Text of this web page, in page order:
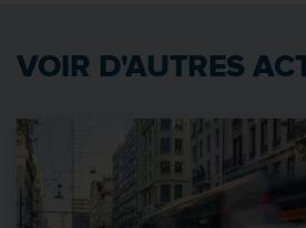
VOIR D'AUTRES